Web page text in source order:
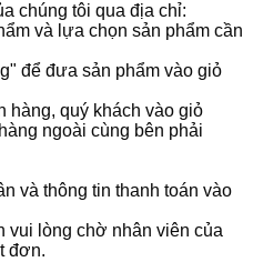
chúng tôi qua địa chỉ:
và lựa chọn sản phẩm cần
để đưa sản phẩm vào giỏ
hàng, quý khách vào giỏ
ngoài cùng bên phải
và thông tin thanh toán vào
vui lòng chờ nhân viên của
đơn.